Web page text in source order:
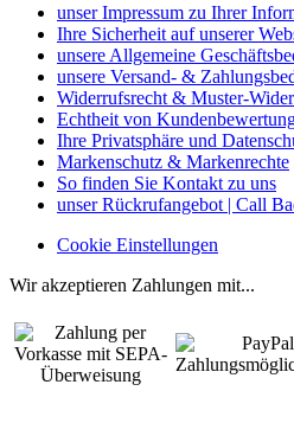
unser Impressum zu Ihrer
Ihre Sicherheit auf unserer
unsere Allgemeine
unsere Versand- &
Widerrufsrecht & Muster-
Echtheit von
Ihre Privatsphäre und
Markenschutz & Markenrechte
So finden Sie Kontakt zu uns
unser Rückrufangebot | Call
Cookie Einstellungen
Wir akzeptieren Zahlungen mit...